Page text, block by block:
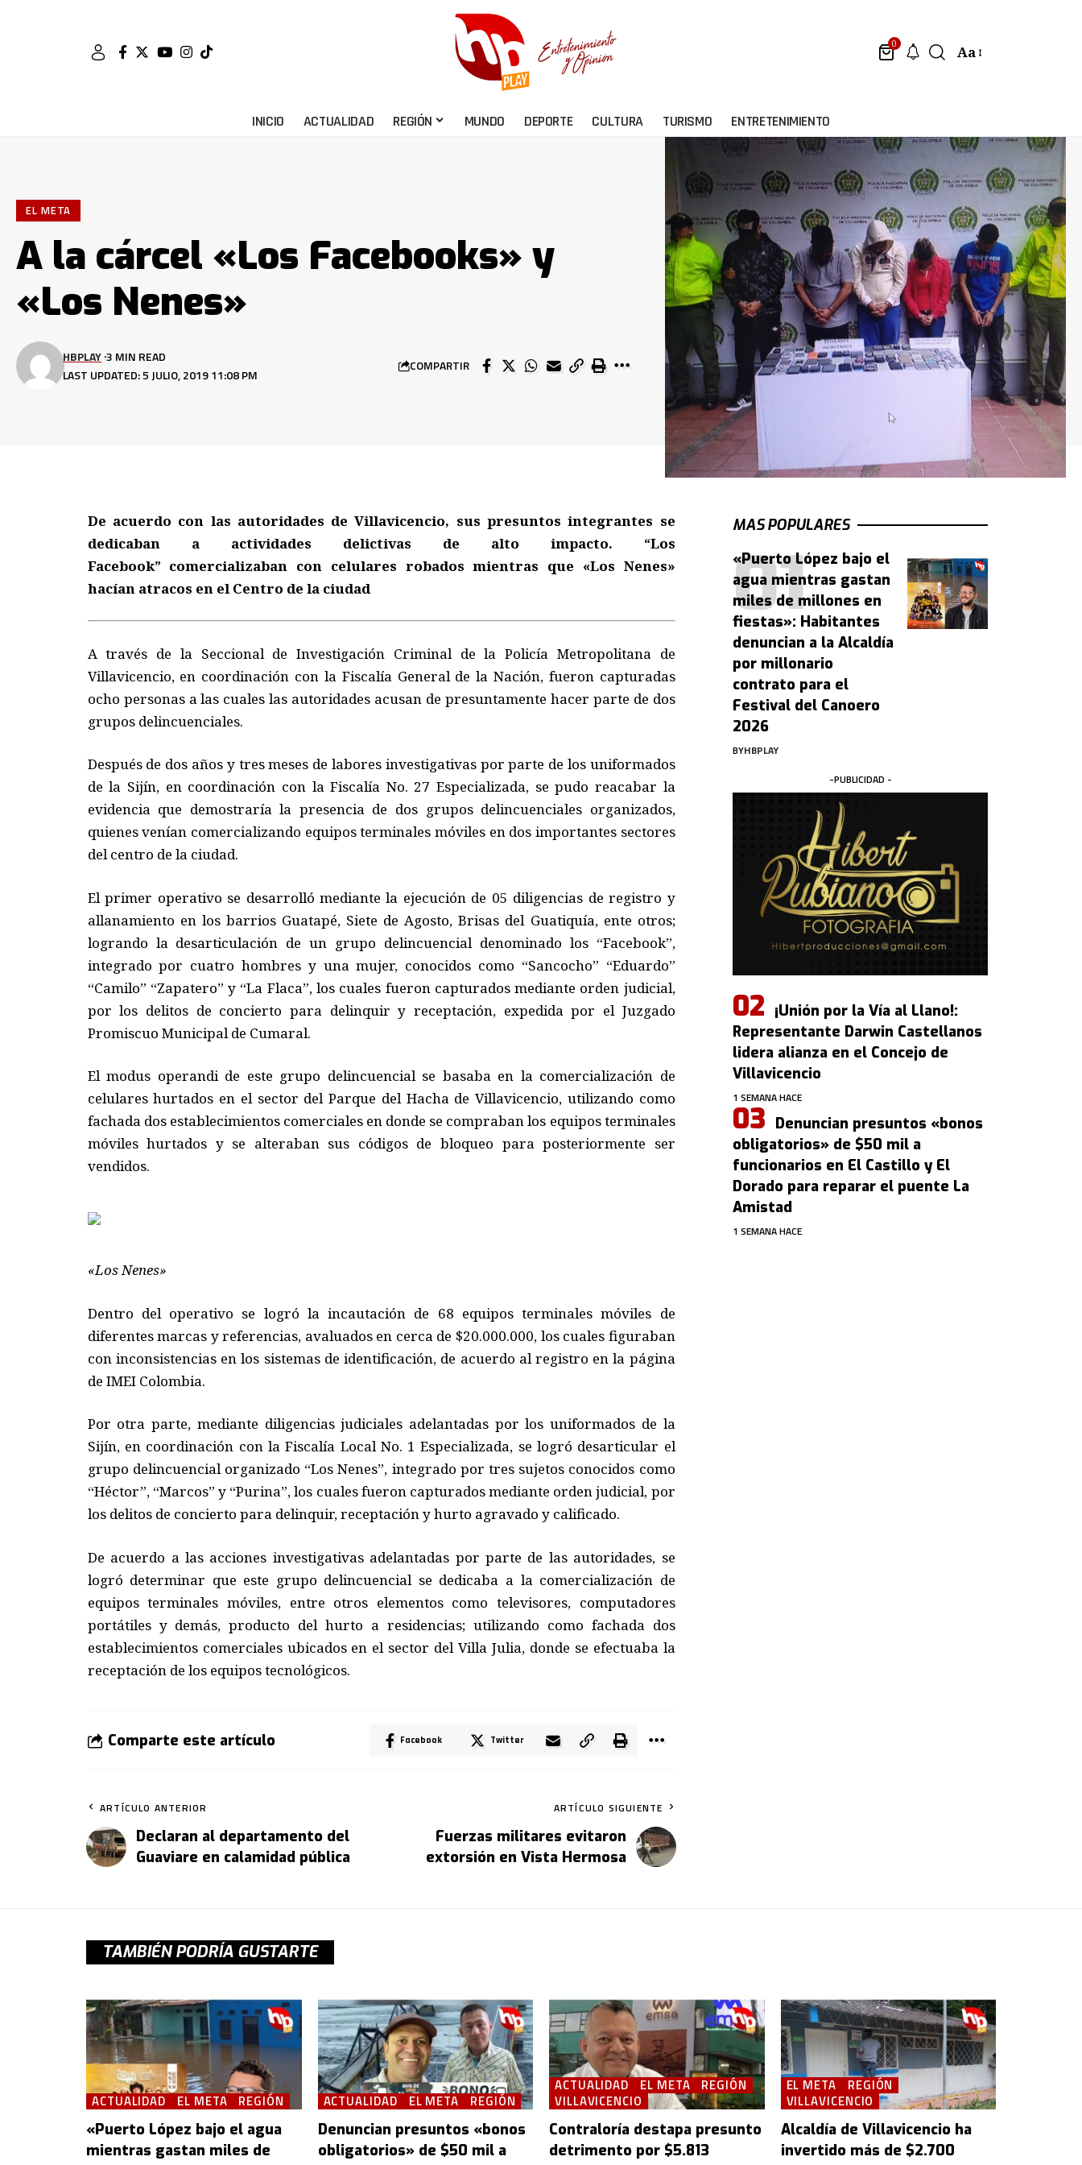
0 Aa
INICIO ACTUALIDAD REGIÓN MUNDO DEPORTE CULTURA TURISMO ENTRETENIMIENTO
EL META
A la cárcel «Los Facebooks» y
«Los Nenes»
LAST UPDATED: 5 JULIO, 2019 11:08 PM
HBPLAY 3 MIN READ
COMPARTIR
De acuerdo con las autoridades de Villavicencio, sus presuntos integrantes se
dedicaban a actividades delictivas de alto impacto. “Los
Facebook” comercializaban con celulares robados mientras que «Los Nenes»
hacían atracos en el Centro de la ciudad
A través de la Seccional de Investigación Criminal de la Policía Metropolitana de
Villavicencio, en coordinación con la Fiscalía General de la Nación, fueron capturadas
ocho personas a las cuales las autoridades acusan de presuntamente hacer parte de dos
grupos delincuenciales.
Después de dos años y tres meses de labores investigativas por parte de los uniformados
de la Sijín, en coordinación con la Fiscalía No. 27 Especializada, se pudo reacabar la
evidencia que demostraría la presencia de dos grupos delincuenciales organizados,
quienes venían comercializando equipos terminales móviles en dos importantes sectores
del centro de la ciudad.
El primer operativo se desarrolló mediante la ejecución de 05 diligencias de registro y
allanamiento en los barrios Guatapé, Siete de Agosto, Brisas del Guatiquía, ente otros;
logrando la desarticulación de un grupo delincuencial denominado los “Facebook”,
integrado por cuatro hombres y una mujer, conocidos como “Sancocho” “Eduardo”
“Camilo” “Zapatero” y “La Flaca”, los cuales fueron capturados mediante orden judicial,
por los delitos de concierto para delinquir y receptación, expedida por el Juzgado
Promiscuo Municipal de Cumaral.
El modus operandi de este grupo delincuencial se basaba en la comercialización de
celulares hurtados en el sector del Parque del Hacha de Villavicencio, utilizando como
fachada dos establecimientos comerciales en donde se compraban los equipos terminales
móviles hurtados y se alteraban sus códigos de bloqueo para posteriormente ser
vendidos.
«Los Nenes»
Dentro del operativo se logró la incautación de 68 equipos terminales móviles de
diferentes marcas y referencias, avaluados en cerca de $20.000.000, los cuales figuraban
con inconsistencias en los sistemas de identificación, de acuerdo al registro en la página
de IMEI Colombia.
Por otra parte, mediante diligencias judiciales adelantadas por los uniformados de la
Sijín, en coordinación con la Fiscalía Local No. 1 Especializada, se logró desarticular el
grupo delincuencial organizado “Los Nenes”, integrado por tres sujetos conocidos como
“Héctor”, “Marcos” y “Purina”, los cuales fueron capturados mediante orden judicial, por
los delitos de concierto para delinquir, receptación y hurto agravado y calificado.
De acuerdo a las acciones investigativas adelantadas por parte de las autoridades, se
logró determinar que este grupo delincuencial se dedicaba a la comercialización de
equipos terminales móviles, entre otros elementos como televisores, computadores
portátiles y demás, producto del hurto a residencias; utilizando como fachada dos
establecimientos comerciales ubicados en el sector del Villa Julia, donde se efectuaba la
receptación de los equipos tecnológicos.
Comparte este artículo Facebook Twitter
ARTÍCULO ANTERIOR
Declaran al departamento del
Guaviare en calamidad pública
ARTÍCULO SIGUIENTE
Fuerzas militares evitaron
extorsión en Vista Hermosa
MAS POPULARES
«Puerto López bajo el
agua mientras gastan
miles de millones en
fiestas»: Habitantes
denuncian a la Alcaldía
por millonario
contrato para el
Festival del Canoero
2026
BYHBPLAY
-PUBLICIDAD -
¡Unión por la Vía al Llano!:
Representante Darwin Castellanos
lidera alianza en el Concejo de
Villavicencio
1 SEMANA HACE
Denuncian presuntos «bonos
obligatorios» de $50 mil a
funcionarios en El Castillo y El
Dorado para reparar el puente La
Amistad
1 SEMANA HACE
TAMBIÉN PODRÍA GUSTARTE
ACTUALIDAD EL META REGIÓN
«Puerto López bajo el agua
mientras gastan miles de
ACTUALIDAD EL META REGIÓN
Denuncian presuntos «bonos
obligatorios» de $50 mil a
ACTUALIDAD EL META
REGIÓN
VILLAVICENCIO
Contraloría destapa presunto
detrimento por $5.813
EL META
REGIÓN
VILLAVICENCIO
Alcaldía de Villavicencio ha
invertido más de $2.700